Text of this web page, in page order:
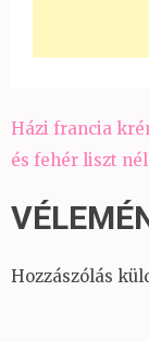
Bejegyzés
navigáció
Házi francia
és fehér liszt
Hozzászólás